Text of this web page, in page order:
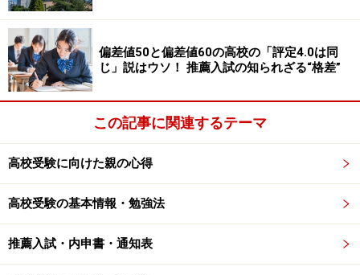
偏差値50と偏差値60の高校の「評定4.0は同
じ」説はウソ！ 推薦入試の知られざる“格差”
この記事に関連するテーマ
高校受験に向けた親の心得
高校受験の基本情報・勉強法
推薦入試・内申書・通知表